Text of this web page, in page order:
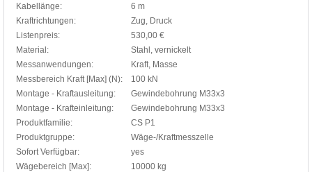
Kabellänge:
6 m
Kraftrichtungen:
Zug, Druck
Listenpreis:
530,00 €
Material:
Stahl, vernickelt
Messanwendungen:
Kraft, Masse
Messbereich Kraft [Max] (N):
100 kN
Montage - Kraftausleitung:
Gewindebohrung M33x3
Montage - Krafteinleitung:
Gewindebohrung M33x3
Produktfamilie:
CS P1
Produktgruppe:
Wäge-/Kraftmesszelle
Sofort Verfügbar:
yes
Wägebereich [Max]:
10000 kg